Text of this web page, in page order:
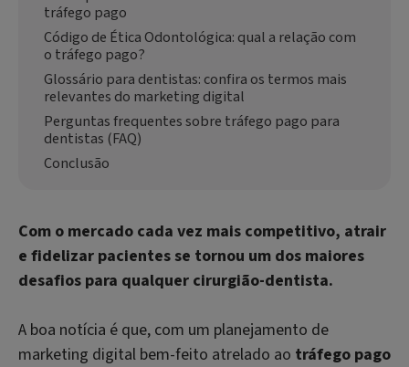
tráfego pago
Código de Ética Odontológica: qual a relação com
o tráfego pago?
Glossário para dentistas: confira os termos mais
relevantes do marketing digital
Perguntas frequentes sobre tráfego pago para
dentistas (FAQ)
Conclusão
Com o mercado cada vez mais competitivo, atrair
e fidelizar pacientes se tornou um dos maiores
desafios para qualquer cirurgião-dentista.
A boa notícia é que, com um planejamento de
marketing digital bem-feito atrelado ao tráfego pago